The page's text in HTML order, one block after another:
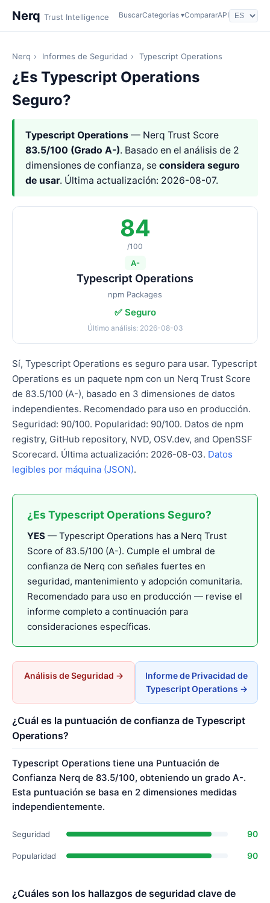
Nerq Trust Intelligence BuscarCategorías ▾CompararAPI
Nerq › Informes de Seguridad › Typescript Operations
¿Es Typescript Operations
Seguro?
Typescript Operations — Nerq Trust Score
83.5/100 (Grado A-). Basado en el análisis de 2
dimensiones de confianza, se considera seguro
de usar. Última actualización: 2026-08-07.
84
/100
A-
Typescript Operations
npm Packages
✅ Seguro
Último análisis: 2026-08-03
Sí, Typescript Operations es seguro para usar. Typescript
Operations es un paquete npm con un Nerq Trust Score
de 83.5/100 (A-), basado en 3 dimensiones de datos
independientes. Recomendado para uso en producción.
Seguridad: 90/100. Popularidad: 90/100. Datos de npm
registry, GitHub repository, NVD, OSV.dev, and OpenSSF
Scorecard. Última actualización: 2026-08-03. Datos
legibles por máquina (JSON).
¿Es Typescript Operations Seguro?
YES — Typescript Operations has a Nerq Trust
Score of 83.5/100 (A-). Cumple el umbral de
confianza de Nerq con señales fuertes en
seguridad, mantenimiento y adopción comunitaria.
Recomendado para uso en producción — revise el
informe completo a continuación para
consideraciones específicas.
Análisis de Seguridad →
Informe de Privacidad de
Typescript Operations →
¿Cuál es la puntuación de confianza de Typescript
Operations?
Typescript Operations tiene una Puntuación de
Confianza Nerq de 83.5/100, obteniendo un grado A-.
Esta puntuación se basa en 2 dimensiones medidas
independientemente.
Seguridad 90
Popularidad 90
¿Cuáles son los hallazgos de seguridad clave de